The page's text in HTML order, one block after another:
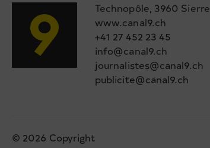
Technopôle, 3960 Sierre
www.canal9.ch
+41 27 452 23 45
info@canal9.ch
journalistes@canal9.ch
publicite@canal9.ch
© 2026 Copyright